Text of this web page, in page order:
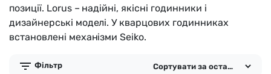
позиції. Lorus – надійні, якісні годинники і
дизайнерські моделі. У кварцових годинниках
встановлені механізми Seiko.
Фільтр